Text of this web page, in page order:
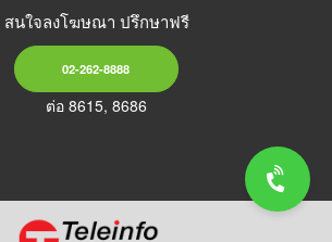
สนใจลงโฆษณา ปรึกษาฟรี
02-262-8888
ต่อ 8615, 8686